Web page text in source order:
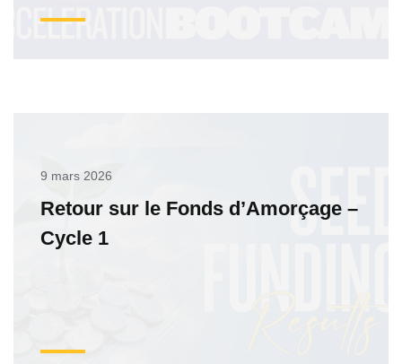
9 mars 2026
Retour sur le Fonds d’Amorçage –
Cycle 1